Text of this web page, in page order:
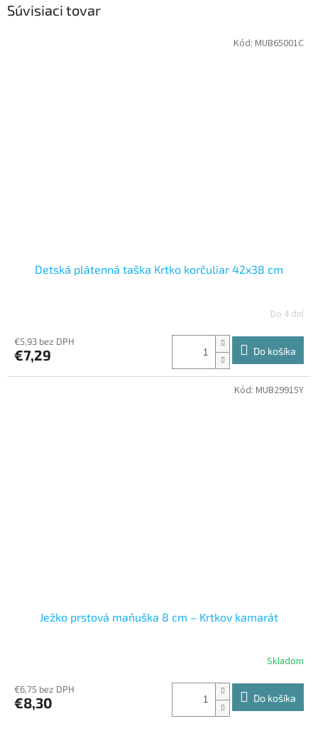
Súvisiaci tovar
Detská plátenná taška Krtko korčuliar 42x38 cm
Do 4 dní
€5,93 bez DPH
€7,29 Do košíka
Kód: MUB65001C
Ježko prstová maňuška 8 cm – Krtkov kamarát
Skladom
€6,75 bez DPH
€8,30 Do košíka
Kód: MUB29915Y